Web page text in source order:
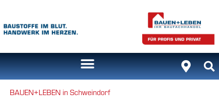
BAUEN+LEBEN in Schweindorf